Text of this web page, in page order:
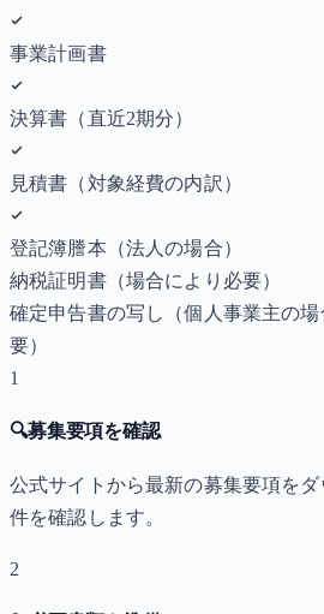
事業計画書
決算書（直近2期分）
見積書（対象経費の内訳）
登記簿謄本（法人の場合）
納税証明書（場合により必要）
確定申告書の写し（個人事業主の場
要）
1
🔍募集要項を確認
公式サイトから最新の募集要項を
件を確認します。
2